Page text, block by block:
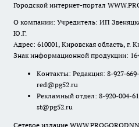
Городской интернет-портал
О компании: Учредитель: ИП
Ю.Г.
Адрес: 610001, Кировская область, г.
Знак информационной продукции:
Контакты: Редакция: 8-927-
red@pg52.ru
Рекламный отдел: 8-920-004-
st@pg52.ru
Сетевое издание